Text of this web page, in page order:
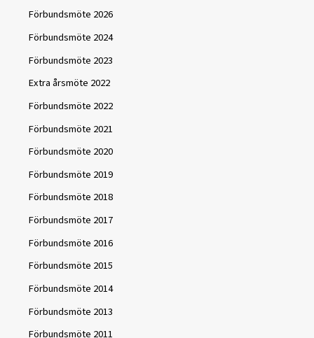
Förbundsmöte 2026
Förbundsmöte 2024
Förbundsmöte 2023
Extra årsmöte 2022
Förbundsmöte 2022
Förbundsmöte 2021
Förbundsmöte 2020
Förbundsmöte 2019
Förbundsmöte 2018
Förbundsmöte 2017
Förbundsmöte 2016
Förbundsmöte 2015
Förbundsmöte 2014
Förbundsmöte 2013
Förbundsmöte 2011